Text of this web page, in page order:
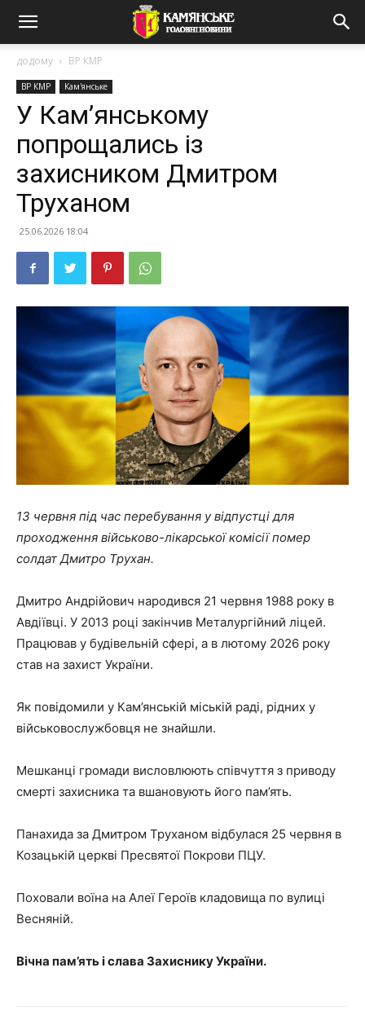
додому ВР КМР
ВР КМР Кам'янське
У Кам’янському
попрощались із
захисником Дмитром
Труханом
25.06.2026 18:04
13 червня під час перебування у відпустці для
проходження військово-лікарської комісії помер
солдат Дмитро Трухан.
Дмитро Андрійович народився 21 червня 1988 року в
Авдіївці. У 2013 році закінчив Металургійний ліцей.
Працював у будівельній сфері, а в лютому 2026 року
став на захист України.
Як повідомили у Кам’янській міській раді, рідних у
військовослужбовця не знайшли.
Мешканці громади висловлюють співчуття з приводу
смерті захисника та вшановують його пам’ять.
Панахида за Дмитром Труханом відбулася 25 червня в
Козацькій церкві Пресвятої Покрови ПЦУ.
Поховали воїна на Алеї Героїв кладовища по вулиці
Весняній.
Вічна пам’ять і слава Захиснику України.